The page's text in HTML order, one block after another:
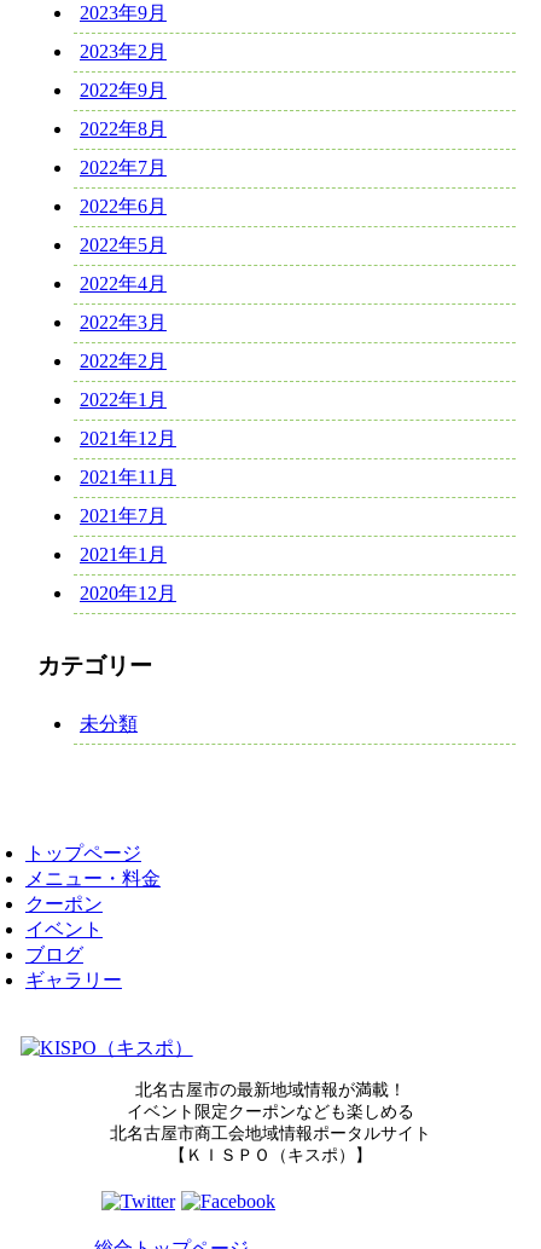
2023年9月
2023年2月
2022年9月
2022年8月
2022年7月
2022年6月
2022年5月
2022年4月
2022年3月
2022年2月
2022年1月
2021年12月
2021年11月
2021年7月
2021年1月
2020年12月
カテゴリー
未分類
トップページ
メニュー・料金
クーポン
イベント
ブログ
ギャラリー
北名古屋市の最新地域情報が満載！
イベント限定クーポンなども楽しめる
北名古屋市商工会地域情報ポータルサイト
【ＫＩＳＰＯ（キスポ）】